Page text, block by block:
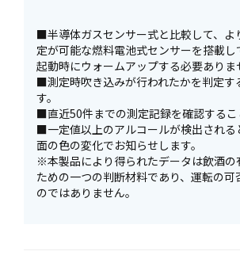
■半導体ガスセンサー式と比較して、よ
定が可能な燃料電池式センサーを搭載し
起動時にウォームアップする必要ありま
■測定時吹き込みが行われたかを判定す
す。
■直近50件までの測定記録を確認するこ
■一定値以上のアルコールが検出される
面の色の変化でお知らせします。
※本製品により得られたデータは飲酒の
ための一つの判断材料であり、運転の可
のではありません。